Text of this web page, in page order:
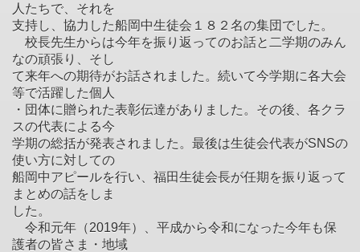
人たちで、それを
支持し、協力した船岡中生徒会１８２名の集団でした。
校長先生からは今年を振り返ってのお話と二学期のみん
なの頑張り、そし
て来年への期待がお話されました。続いて今学期に各大会
等で活躍した個人
・団体に贈られた表彰伝達がありました。その後、各クラ
スの代表による今
学期の総括が発表されました。最後は生徒会代表がSNSの
使い方に対しての
船岡中アピールを行い、福田生徒会長が任期を振り返って
まとめの話をしま
した。
令和元年（2019年）、平成から令和になった今年も保
護者の皆さま・地域